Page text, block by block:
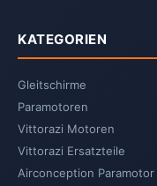
KATEGORIEN
Gleitschirme
Paramotoren
Vittorazi Motoren
Vittorazi Ersatzteile
Airconception Paramotor